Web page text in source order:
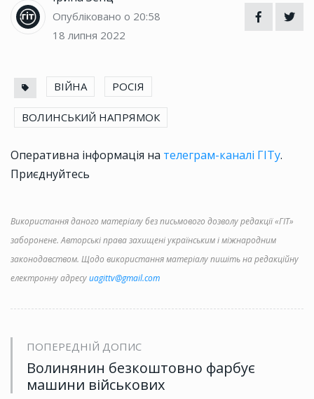
Опубліковано о 20:58
18 липня 2022
ВІЙНА РОСІЯ
ВОЛИНСЬКИЙ НАПРЯМОК
Оперативна інформація на телеграм-каналі ГІТу.
Приєднуйтесь
Використання даного матеріалу без письмового дозволу редакції «ГІТ»
заборонене. Авторські права захищені українським і міжнародним
законодавством. Щодо використання матеріалу пишіть на редакційну
електронну адресуuagittv@gmail.com
ПОПЕРЕДНІЙ ДОПИС
Волинянин безкоштовно фарбує
машини військових